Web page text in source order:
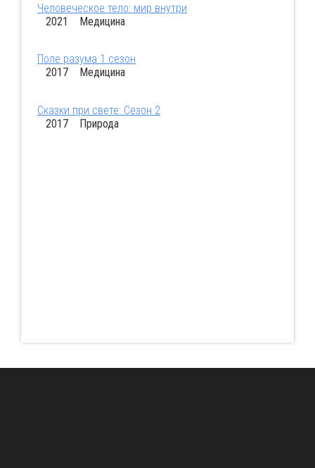
Человеческое тело: мир внутри
2021 Медицина
Поле разума 1 сезон
2017 Медицина
Сказки при свете: Сезон 2
2017 Природа